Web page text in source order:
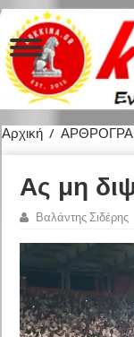
Αρχική /
Ας μη
Βαλάντης Σιδέρης